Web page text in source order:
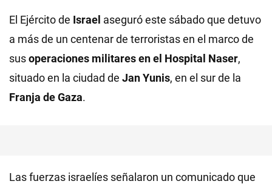
El Ejército de Israel aseguró este sábado que detuvo
a más de un centenar de terroristas en el marco de
susoperaciones militares en el Hospital Naser,
situado en la ciudad de Jan Yunis, en el sur de la
Franja de Gaza.
Las fuerzas israelíes señalaron un comunicado que